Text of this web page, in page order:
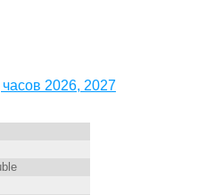
2026, 2027